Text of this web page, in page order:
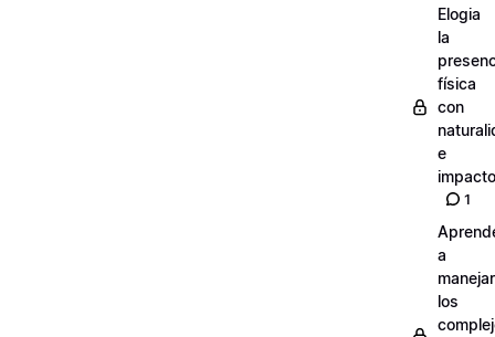
Elogia
la
física
con
e
impacto
1
a
manejar
los